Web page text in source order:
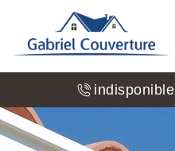
indisponible